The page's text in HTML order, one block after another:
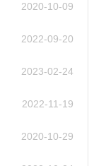
2020-10-09
2022-09-20
2023-02-24
2022-11-19
2020-10-29